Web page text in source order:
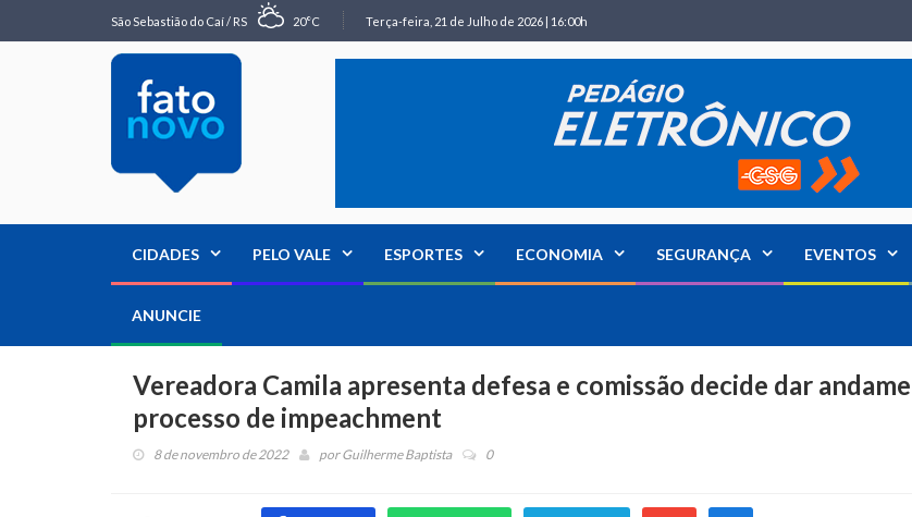
São Sebastião do Caí / RS 20°C Terça-feira, 21 de Julho de 2026 | 16:00h
CIDADES PELO VALE ESPORTES ECONOMIA SEGURANÇA EVENTOS
ANUNCIE
Vereadora Camila apresenta defesa e comissão decide dar
processo de impeachment
8 de novembro de 2022 porGuilherme Baptista 0